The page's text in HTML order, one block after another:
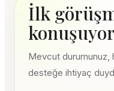
İlk
Mevcut durumunuz,
desteğe ihtiyaç